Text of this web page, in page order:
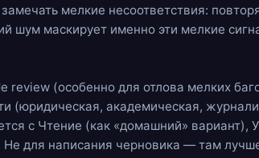
мелкие несоответствия:
шум маскирует именно эти мелкие
(особенно для отлова мелких
(юридическая, академическая,
с Чтение (как «домашний» вариант),
Не для написания черновика — там